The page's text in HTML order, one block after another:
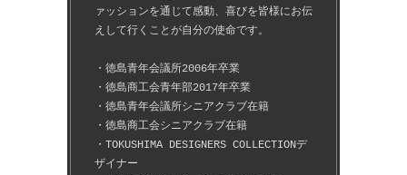
ァッションを通じて感動、喜びを皆様にお伝
えして行くことが自分の使命です。
・徳島青年会議所2006年卒業
・徳島商工会青年部2017年卒業
・徳島青年会議所シニアクラブ在籍
・徳島商工会シニアクラブ在籍
・TOKUSHIMA DESIGNERS COLLECTIONデ
ザイナー